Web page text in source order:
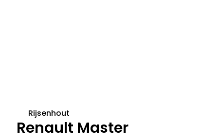
Renault Master
Rijsenhout